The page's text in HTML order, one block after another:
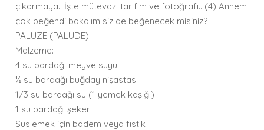
çıkarmaya.. İşte mütevazi tarifim ve fotoğrafı.. (4) Annem
çok beğendi bakalım siz de beğenecek misiniz?
PALUZE (PALUDE)
Malzeme:
4 su bardağı meyve suyu
½ su bardağı buğday nişastası
1/3 su bardağı su (1 yemek kaşığı)
1 su bardağı şeker
Süslemek için badem veya fıstık